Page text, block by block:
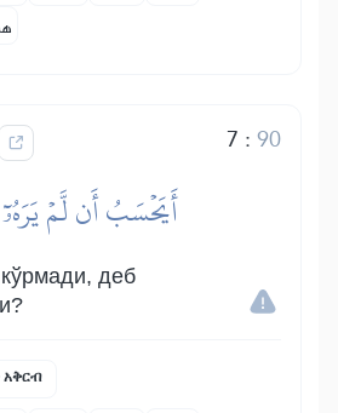
7 :90
أَيَحۡسَبُ أَن لَّمۡ
деб